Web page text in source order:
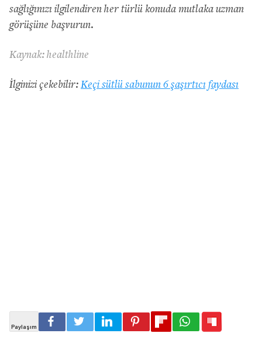
sağlığınızı ilgilendiren her türlü konuda mutlaka uzman
görüşüne başvurun.
Kaynak: healthline
İlginizi çekebilir: Keçi sütlü sabunun 6 şaşırtıcı faydası